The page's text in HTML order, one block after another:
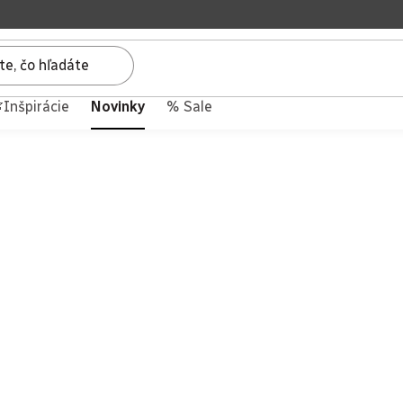
Novinky % Sale